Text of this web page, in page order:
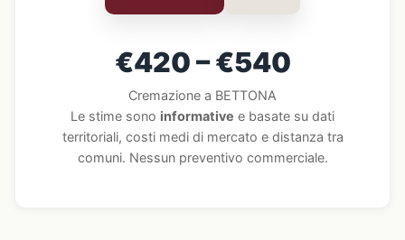
€420 – €540
Cremazione a BETTONA
Le stime sono informative e basate su dati
territoriali, costi medi di mercato e distanza tra
comuni. Nessun preventivo commerciale.